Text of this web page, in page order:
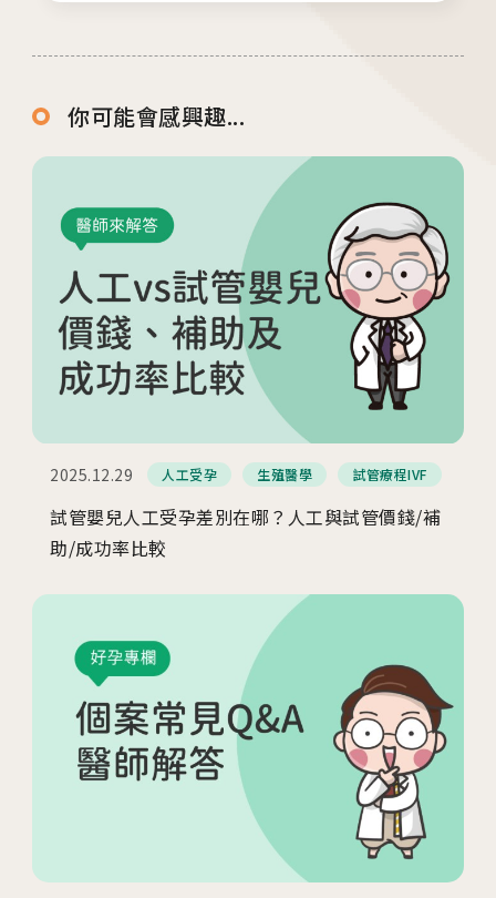
2026茂盛醫院全台巡迴好孕講座
2026茂盛醫院講座《每月好孕講座》
相關網站
茂盛醫院生殖醫學中心
其他相關
隱私權與資安政策
你可能會感興趣...
2025.12.29 人工受孕 生殖醫學 試管療程IVF
試管嬰兒人工受孕差別在哪？人工與試管價錢/補
助/成功率比較